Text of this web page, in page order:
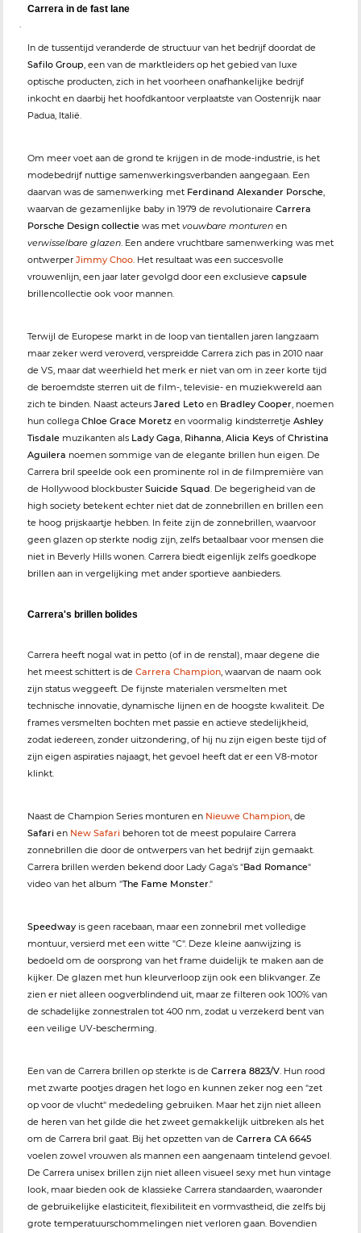
Carrera in de fast lane
.
In de tussentijd veranderde de structuur van het bedrijf doordat de
Safilo Group, een van de marktleiders op het gebied van luxe
optische producten, zich in het voorheen onafhankelijke bedrijf
inkocht en daarbij het hoofdkantoor verplaatste van Oostenrijk naar
Padua, Italië.
Om meer voet aan de grond te krijgen in de mode-industrie, is het
modebedrijf nuttige samenwerkingsverbanden aangegaan. Een
daarvan was de samenwerking met Ferdinand Alexander Porsche,
waarvan de gezamenlijke baby in 1979 de revolutionaire Carrera
Porsche Design collectie was met vouwbare monturen en
verwisselbare glazen. Een andere vruchtbare samenwerking was met
ontwerper Jimmy Choo. Het resultaat was een succesvolle
vrouwenlijn, een jaar later gevolgd door een exclusieve capsule
brillencollectie ook voor mannen.
Terwijl de Europese markt in de loop van tientallen jaren langzaam
maar zeker werd veroverd, verspreidde Carrera zich pas in 2010 naar
de VS, maar dat weerhield het merk er niet van om in zeer korte tijd
de beroemdste sterren uit de film-, televisie- en muziekwereld aan
zich te binden. Naast acteurs Jared Leto en Bradley Cooper, noemen
hun collega Chloe Grace Moretz en voormalig kindsterretje Ashley
Tisdale muzikanten als Lady Gaga, Rihanna, Alicia Keys of Christina
Aguilera noemen sommige van de elegante brillen hun eigen. De
Carrera bril speelde ook een prominente rol in de filmpremière van
de Hollywood blockbuster Suicide Squad. De begerigheid van de
high society betekent echter niet dat de zonnebrillen en brillen een
te hoog prijskaartje hebben. In feite zijn de zonnebrillen, waarvoor
geen glazen op sterkte nodig zijn, zelfs betaalbaar voor mensen die
niet in Beverly Hills wonen. Carrera biedt eigenlijk zelfs goedkope
brillen aan in vergelijking met ander sportieve aanbieders.
Carrera's brillen bolides
Carrera heeft nogal wat in petto (of in de renstal), maar degene die
het meest schittert is de Carrera Champion, waarvan de naam ook
zijn status weggeeft. De fijnste materialen versmelten met
technische innovatie, dynamische lijnen en de hoogste kwaliteit. De
frames versmelten bochten met passie en actieve stedelijkheid,
zodat iedereen, zonder uitzondering, of hij nu zijn eigen beste tijd of
zijn eigen aspiraties najaagt, het gevoel heeft dat er een V8-motor
klinkt.
Naast de Champion Series monturen en Nieuwe Champion, de
Safari en New Safari behoren tot de meest populaire Carrera
zonnebrillen die door de ontwerpers van het bedrijf zijn gemaakt.
Carrera brillen werden bekend door Lady Gaga's "Bad Romance"
video van het album "The Fame Monster."
Speedway is geen racebaan, maar een zonnebril met volledige
montuur, versierd met een witte "C". Deze kleine aanwijzing is
bedoeld om de oorsprong van het frame duidelijk te maken aan de
kijker. De glazen met hun kleurverloop zijn ook een blikvanger. Ze
zien er niet alleen oogverblindend uit, maar ze filteren ook 100% van
de schadelijke zonnestralen tot 400 nm, zodat u verzekerd bent van
een veilige UV-bescherming.
Een van de Carrera brillen op sterkte is de Carrera 8823/V. Hun rood
met zwarte pootjes dragen het logo en kunnen zeker nog een "zet
op voor de vlucht" mededeling gebruiken. Maar het zijn niet alleen
de heren van het gilde die het zweet gemakkelijk uitbreken als het
om de Carrera bril gaat. Bij het opzetten van de Carrera CA 6645
voelen zowel vrouwen als mannen een aangenaam tintelend gevoel.
De Carrera unisex brillen zijn niet alleen visueel sexy met hun vintage
look, maar bieden ook de klassieke Carrera standaarden, waaronder
de gebruikelijke elasticiteit, flexibiliteit en vormvastheid, die zelfs bij
grote temperatuurschommelingen niet verloren gaan. Bovendien